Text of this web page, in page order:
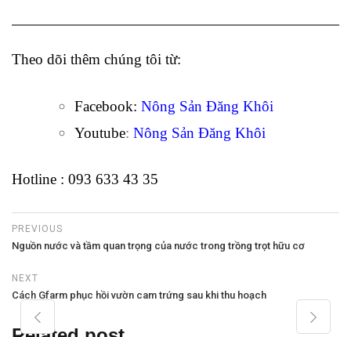
Theo dõi thêm chúng tôi từ:
Facebook: Nông Sản Đăng Khôi
Youtube: Nông Sản Đăng Khôi
Hotline : 093 633 43 35
PREVIOUS
Nguồn nước và tầm quan trọng của nước trong trồng trọt hữu cơ
NEXT
Cách Gfarm phục hồi vườn cam trứng sau khi thu hoạch